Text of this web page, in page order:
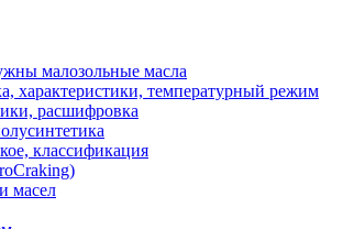
малозольные масла
характеристики, температурный режим
расшифровка
классификация
масел